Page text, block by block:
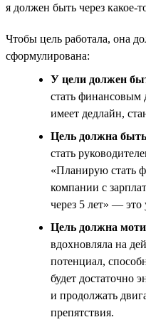
я должен быть через какое-
Чтобы цель работала, она
сформулирована:
У цели должен
стать финансовым
имеет дедлайн,
Цель должна
стать
«Планирую стать
компании с
через 5 лет» — это
Цель должна
вдохновляла на
потенциал,
будет достаточно
и продолжать
препятствия.